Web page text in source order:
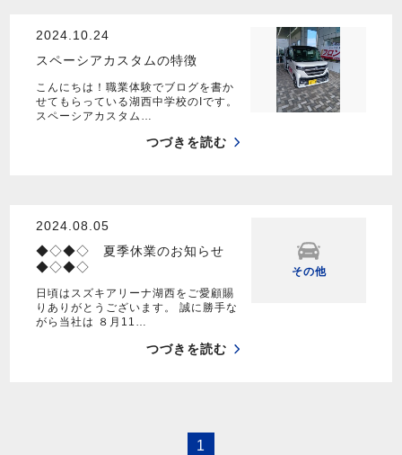
2024.10.24
スペーシアカスタムの特徴
こんにちは！職業体験でブログを書か
せてもらっている湖西中学校のIです。
スペーシアカスタム…
つづきを読む
2024.08.05
◆◇◆◇ 夏季休業のお知らせ
◆◇◆◇
日頃はスズキアリーナ湖西をご愛顧賜
りありがとうございます。 誠に勝手な
がら当社は ８月11…
つづきを読む
その他
1